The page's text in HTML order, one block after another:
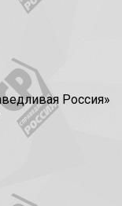
Россия»